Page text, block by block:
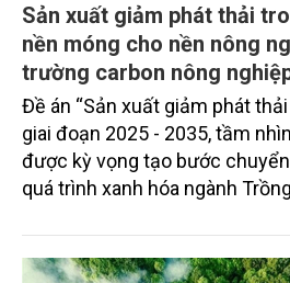
Sản xuất giảm phát thải
nền móng cho nền nông
trường carbon nông
Đề án “Sản xuất giảm phát
giai đoạn 2025 - 2035, tầm
được kỳ vọng tạo bước
quá trình xanh hóa ngành
đồng thời mở ra cơ hội hình
phẩm phát thải thấp và tín chỉ